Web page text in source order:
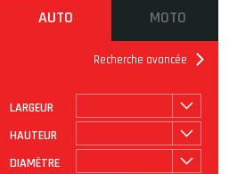
AUTO MOTO
Recherche avancée
LARGEUR
HAUTEUR
DIAMÈTRE